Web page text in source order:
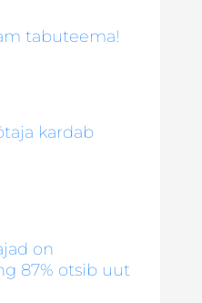
tabuteema!
kardab
on
87% otsib uut